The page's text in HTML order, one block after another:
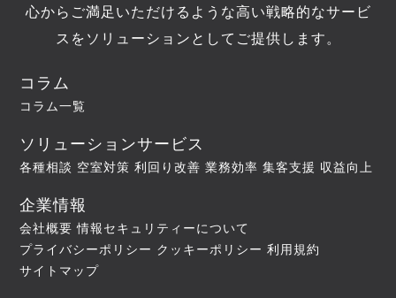
心からご満足いただけるような高い戦略的なサービ
スをソリューションとしてご提供します。
コラム
コラム一覧
ソリューションサービス
各種相談 空室対策 利回り改善 業務効率 集客支援 収益向上
企業情報
会社概要 情報セキュリティーについて
プライバシーポリシー クッキーポリシー 利用規約
サイトマップ